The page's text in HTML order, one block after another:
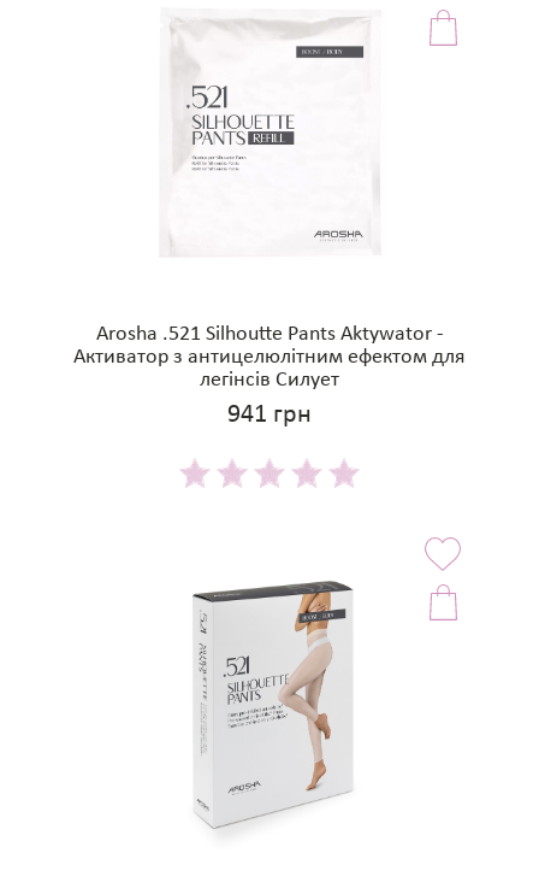
Arosha .521 Silhoutte Pants Aktywator -
Активатор з антицелюлітним ефектом для
легінсів Силует
941 грн